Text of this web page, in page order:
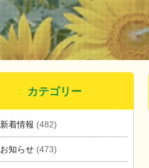
カテゴリー
新着情報 (482)
お知らせ(473)